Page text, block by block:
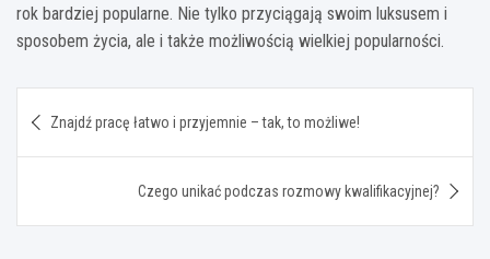
rok bardziej popularne. Nie tylko przyciągają swoim luksusem i
sposobem życia, ale i także możliwością wielkiej popularności.
wpisu
Znajdź pracę łatwo i przyjemnie – tak, to możliwe!
Czego unikać podczas rozmowy kwalifikacyjnej?